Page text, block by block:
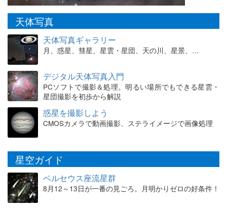
天体写真
天体写真ギャラリー
月、惑星、彗星、星雲・星団、天の川、星景、…
デジタル天体写真入門
PCソフトで撮影＆処理。明るい場所でもできる星雲・
星団撮影を初歩から解説
惑星を撮影しよう
CMOSカメラで動画撮影、ステライメージで画像処理
星空ガイド
ペルセウス座流星群
8月12～13日が一番の見ごろ。月明かりゼロの好条件！